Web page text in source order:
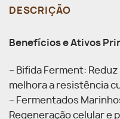
DESCRIÇÃO
Benefícios e Ativos
– Bifida Ferment:
melhora a resistência
– Fermentados
Regeneração celular e